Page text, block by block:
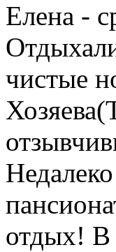
Елена -
чистые
отдых! В